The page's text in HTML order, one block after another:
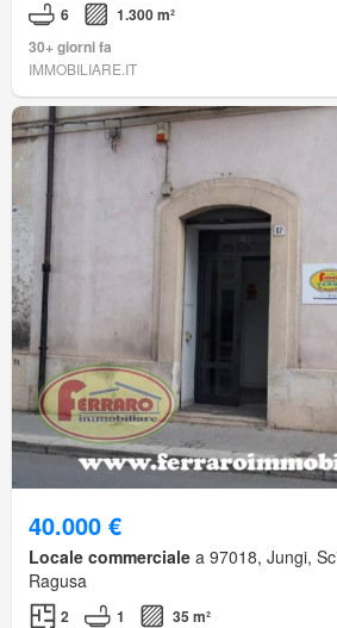
6
1.300 m²
30+ giorni fa
IMMOBILIARE.IT
40.000 €
Locale commerciale a 97018, Jungi,
Ragusa
2 1
35 m²